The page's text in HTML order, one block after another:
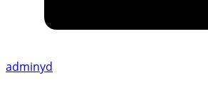
adminyd